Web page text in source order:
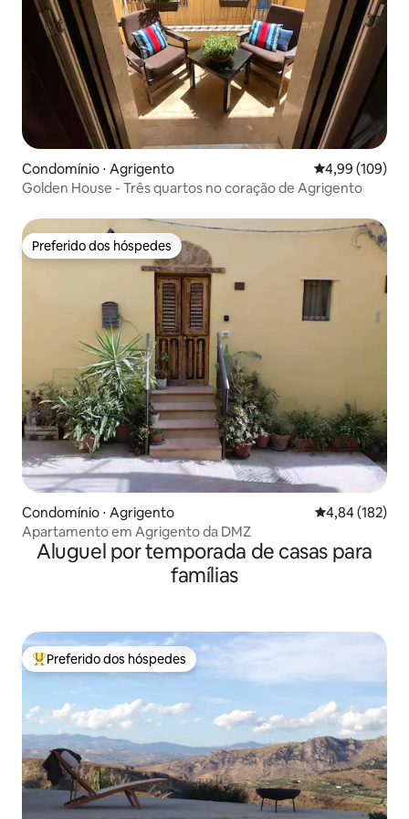
Condomínio ⋅ Agrigento 4,99 de uma
4,99 (109)
Golden House - Três quartos no coração de Agrigento
Preferido dos hóspedes
Preferido dos hóspedes
Condomínio ⋅ Agrigento 4,84 de uma
4,84 (182)
Apartamento em Agrigento da DMZ
Aluguel por temporada de casas para
famílias
Entre os melhores preferidos dos hóspedes
Preferido dos hóspedes